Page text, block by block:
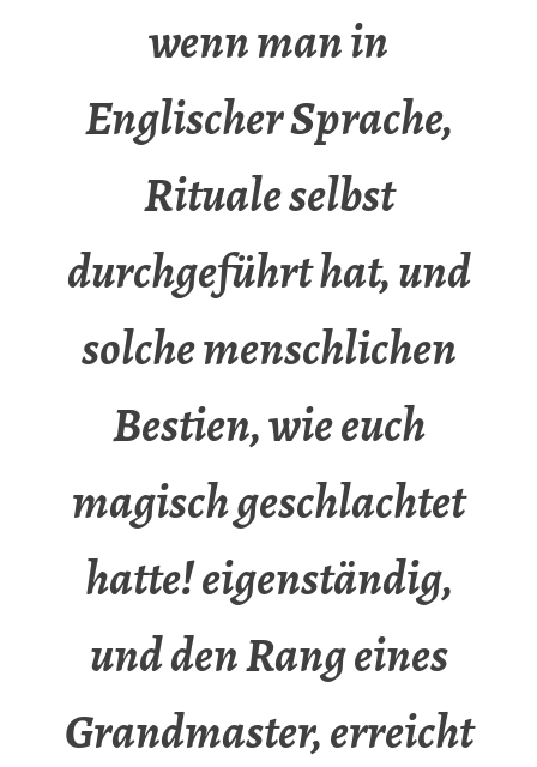
wenn man in
Englischer Sprache,
Rituale selbst
durchgeführt hat, und
solche menschlichen
Bestien, wie euch
magisch geschlachtet
hatte! eigenständig,
und den Rang eines
Grandmaster, erreicht